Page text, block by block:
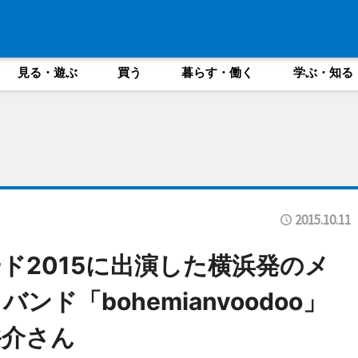
見る・遊ぶ 買う 暮らす・働く 学ぶ・知る
2015.10.11
2015に出演した横浜発のメ
ンド「bohemianvoodoo」
さん